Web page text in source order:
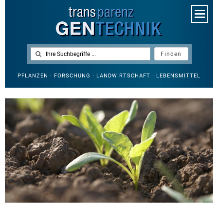
PFLANZEN · FORSCHUNG · LANDWIRTSCHAFT · LEBENSMITTEL